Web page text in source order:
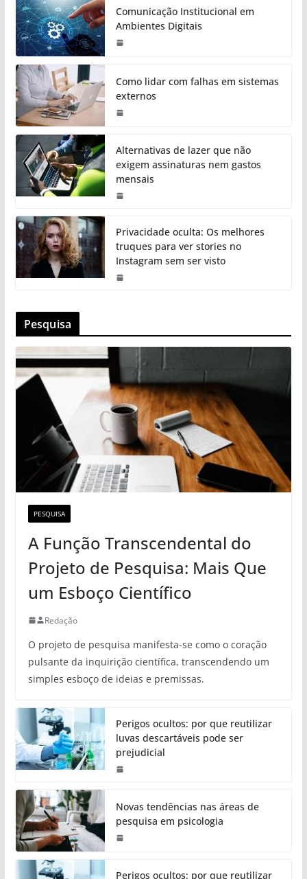
Comunicação Institucional em
Ambientes Digitais
Como lidar com falhas em sistemas
externos
Alternativas de lazer que não
exigem assinaturas nem gastos
mensais
Privacidade oculta: Os melhores
truques para ver stories no
Instagram sem ser visto
Pesquisa
PESQUISA
A Função Transcendental do
Projeto de Pesquisa: Mais Que
um Esboço Científico
Redação
O projeto de pesquisa manifesta-se como o coração
pulsante da inquirição científica, transcendendo um
simples esboço de ideias e premissas.
Perigos ocultos: por que reutilizar
luvas descartáveis pode ser
prejudicial
Novas tendências nas áreas de
pesquisa em psicologia
Perigos ocultos: por que reutilizar